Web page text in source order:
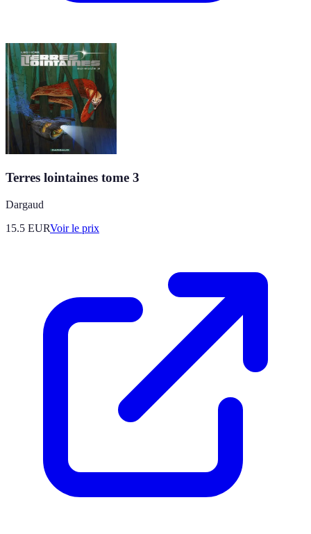
Terres lointaines tome 3
Dargaud
15.5 EURVoir le prix